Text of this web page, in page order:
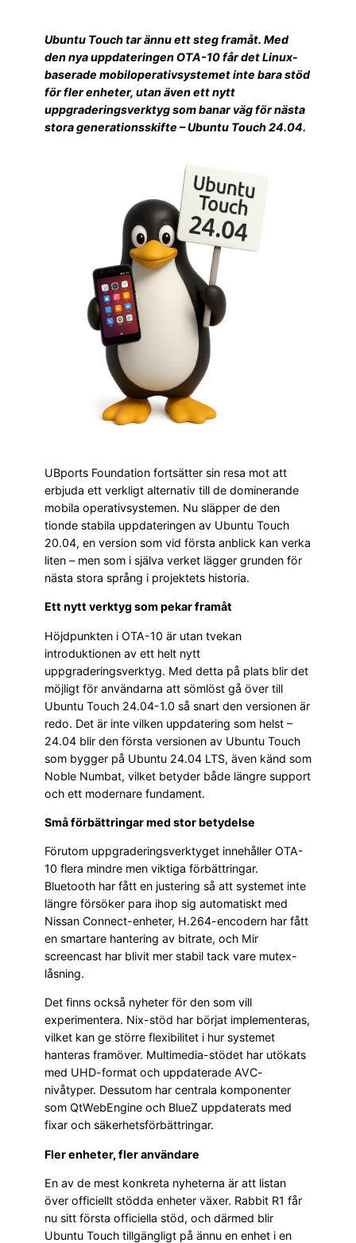
Ubuntu Touch tar ännu ett steg framåt. Med
den nya uppdateringen OTA-10 får det Linux-
baserade mobiloperativsystemet inte bara stöd
för fler enheter, utan även ett nytt
uppgraderingsverktyg som banar väg för nästa
stora generationsskifte – Ubuntu Touch 24.04.
UBports Foundation fortsätter sin resa mot att
erbjuda ett verkligt alternativ till de dominerande
mobila operativsystemen. Nu släpper de den
tionde stabila uppdateringen av Ubuntu Touch
20.04, en version som vid första anblick kan verka
liten – men som i själva verket lägger grunden för
nästa stora språng i projektets historia.
Ett nytt verktyg som pekar framåt
Höjdpunkten i OTA-10 är utan tvekan
introduktionen av ett helt nytt
uppgraderingsverktyg. Med detta på plats blir det
möjligt för användarna att sömlöst gå över till
Ubuntu Touch 24.04-1.0 så snart den versionen är
redo. Det är inte vilken uppdatering som helst –
24.04 blir den första versionen av Ubuntu Touch
som bygger på Ubuntu 24.04 LTS, även känd som
Noble Numbat, vilket betyder både längre support
och ett modernare fundament.
Små förbättringar med stor betydelse
Förutom uppgraderingsverktyget innehåller OTA-
10 flera mindre men viktiga förbättringar.
Bluetooth har fått en justering så att systemet inte
längre försöker para ihop sig automatiskt med
Nissan Connect-enheter, H.264-encodern har fått
en smartare hantering av bitrate, och Mir
screencast har blivit mer stabil tack vare mutex-
låsning.
Det finns också nyheter för den som vill
experimentera. Nix-stöd har börjat implementeras,
vilket kan ge större flexibilitet i hur systemet
hanteras framöver. Multimedia-stödet har utökats
med UHD-format och uppdaterade AVC-
nivåtyper. Dessutom har centrala komponenter
som QtWebEngine och BlueZ uppdaterats med
fixar och säkerhetsförbättringar.
Fler enheter, fler användare
En av de mest konkreta nyheterna är att listan
över officiellt stödda enheter växer. Rabbit R1 får
nu sitt första officiella stöd, och därmed blir
Ubuntu Touch tillgängligt på ännu en enhet i en